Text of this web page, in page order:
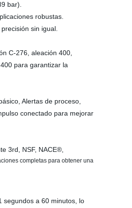
bar).
robustas.
sin igual.
C-276, aleación 400,
para garantizar la
Alertas de proceso,
conectado para mejorar
3rd, NSF, NACE®,
completas para obtener una
segundos a 60 minutos, lo